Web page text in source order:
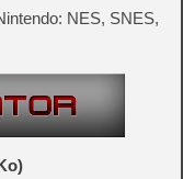
NES, SNES,